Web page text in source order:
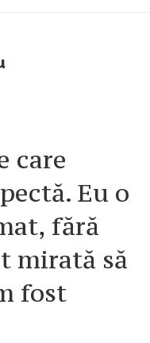
care
Eu o
fără
mirată să
fost